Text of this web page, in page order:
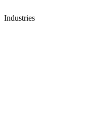
Industries